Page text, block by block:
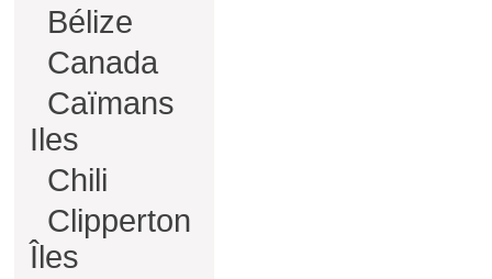
Bélize
Canada
Caïmans
Iles
Chili
Clipperton
Îles